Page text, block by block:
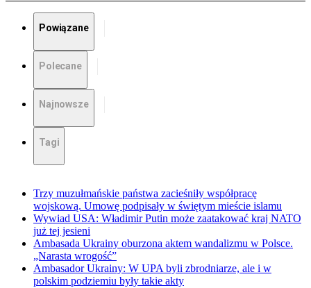
Powiązane
Polecane
Najnowsze
Tagi
Trzy muzułmańskie państwa zacieśniły współpracę
wojskową. Umowę podpisały w świętym mieście islamu
Wywiad USA: Władimir Putin może zaatakować kraj NATO
już tej jesieni
Ambasada Ukrainy oburzona aktem wandalizmu w Polsce.
„Narasta wrogość”
Ambasador Ukrainy: W UPA byli zbrodniarze, ale i w
polskim podziemiu były takie akty